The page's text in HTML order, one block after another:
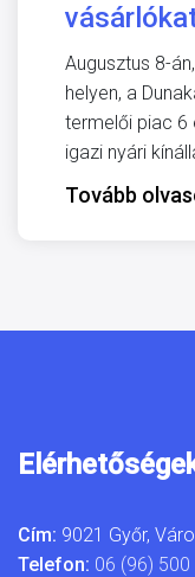
Augusztus 8-
helyen, a
termelői piac 6
igazi nyári
Tovább
Cím: 9021 Győr,
Telefon: 06 (96) 500